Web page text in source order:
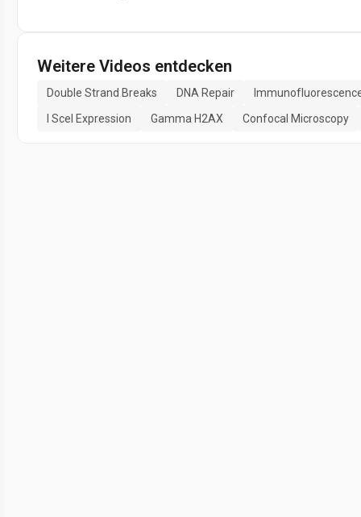
Weitere Videos entdecken
Double Strand Breaks DNA Repair
I SceI Expression
Gamma H2AX Confocal Microscopy